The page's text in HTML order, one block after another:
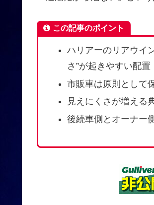
この記事のポイント
ハリアーのリアウイ
さ”が起きやすい配置
市販車は原則として
見えにくさが増える
後続車側とオーナー